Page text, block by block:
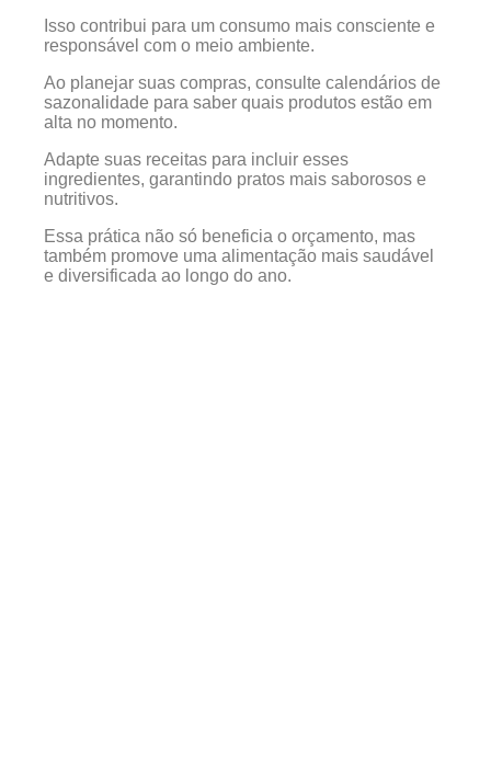
Isso contribui para um consumo mais consciente e
responsável com o meio ambiente.
Ao planejar suas compras, consulte calendários de
sazonalidade para saber quais produtos estão em
alta no momento.
Adapte suas receitas para incluir esses
ingredientes, garantindo pratos mais saborosos e
nutritivos.
Essa prática não só beneficia o orçamento, mas
também promove uma alimentação mais saudável
e diversificada ao longo do ano.